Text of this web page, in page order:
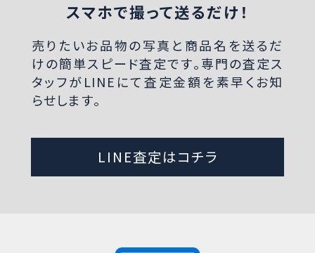
スマホで撮って送るだけ！
売りたいお品物の写真と商品名を送るだ
けの簡単スピード査定です。専門の査定ス
タッフがLINEにて査定金額を素早くお知
らせします。
LINE査定はコチラ